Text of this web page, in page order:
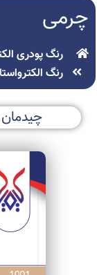
چرمی
رنگ پودری
رنگ